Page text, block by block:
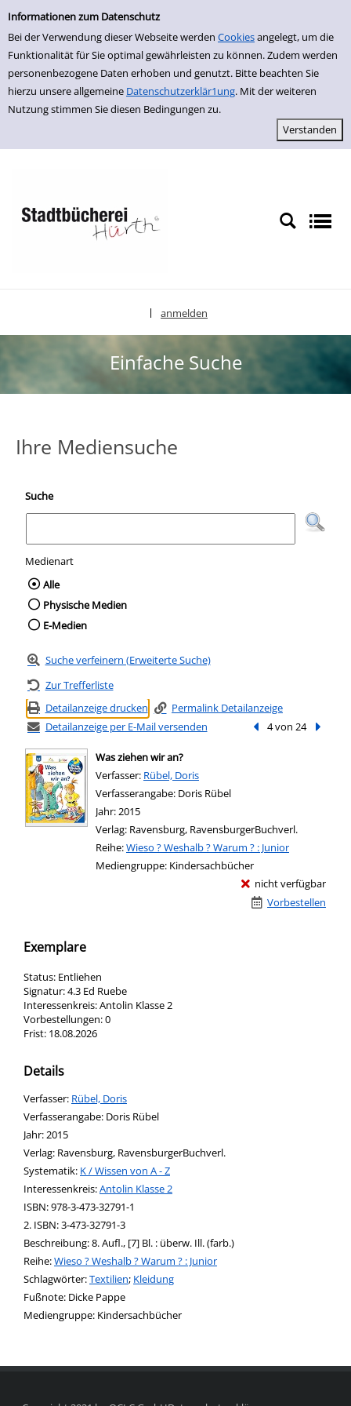
Einfache Suche
Informationen zum Datenschutz
Bei der Verwendung dieser Webseite werden Cookiesangelegt, um die
Funktionalität für Sie optimal gewährleisten zu können. Zudem werden
personenbezogene Daten erhoben und genutzt. Bitte beachten Sie
hierzu unsere allgemeine Datenschutzerklär1ung. Mit der weiteren
Nutzung stimmen Sie diesen Bedingungen zu.
zur Navigation springen
zum Inhalt springen
Zur Detailanzeige springen
anmelden
Einfache Suche
Ihre Mediensuche
Suche
Medienart
Wählen Sie die Medienart nach der Sie
Alle
Physische Medien
E-Medien
Suche verfeinern (Erweiterte Suche)
Zur Trefferliste
Detailanzeige drucken
Permalink Detailanzeige
Detailanzeige per E-Mail versenden
Vorheriger Treffer
4 von 24
Was ziehen wir an?
Verfasser: Suche nach diesem Verfasser
Rübel, Doris
Verfasserangabe: Doris Rübel
Jahr:2015
Verlag: Ravensburg, RavensburgerBuchverl.
Reihe:Wieso ? Weshalb ? Warum ? : Junior
Mediengruppe: Kindersachbücher
nicht verfügbar
Vorbestellen
Exemplare
Status: Entliehen
Signatur:4.3 Ed Ruebe
Interessenkreis:Antolin Klasse 2
Vorbestellungen:0
Frist: 18.08.2026
Details
Verfasser: Suche nach diesem Verfasser
Rübel, Doris
Verfasserangabe: Doris Rübel
Jahr:2015
Verlag: Ravensburg, RavensburgerBuchverl.
opens in new tab
Diesen Link in neuem Tab öffnen
Systematik: Suche nach dieser Systematik
K / Wissen von A - Z
Interessenkreis:Suche nach diesem Interessenskreis
Antolin Klasse 2
ISBN:978-3-473-32791-1
2. ISBN:3-473-32791-3
Beschreibung:8. Aufl., [7] Bl. : überw. Ill. (farb.)
Reihe:Wieso ? Weshalb ? Warum ? : Junior
Schlagwörter:Textilien; Kleidung
Suche nach dieser Beteiligten Person
Fußnote: Dicke Pappe
Mediengruppe: Kindersachbücher